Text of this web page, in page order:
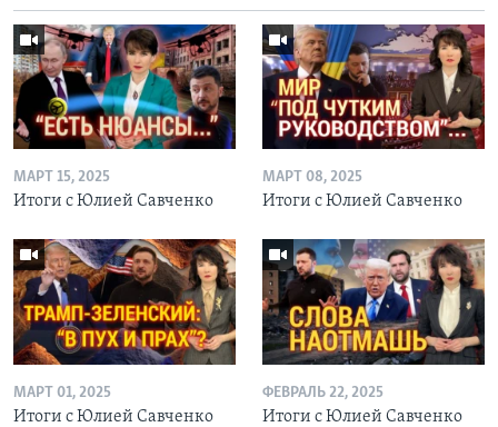
МАРТ 15, 2025
Итоги с Юлией Савченко
МАРТ 08, 2025
Итоги с Юлией Савченко
МАРТ 01, 2025
Итоги с Юлией Савченко
ФЕВРАЛЬ 22, 2025
Итоги с Юлией Савченко